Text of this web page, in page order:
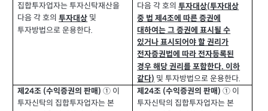
집합투자업자는 투자신탁재산을
다음 각 호의투자대상 및
투자방법으로 운용한다.
다음 각 호의투자대상(투자대상
중 법 제4조에 따른 증권에
대하여는 그 증권에 표시될 수
있거나 표시되어야 할 권리가
전자증권법에 따라 전자등록된
경우 해당 권리를 포함한다. 이하
같다) 및 투자방법으로 운용한다.
제24조 (수익증권의 판매) ① 이
투자신탁의 집합투자업자는 본
제24조 (수익증권의 판매) ① 이
투자신탁의 집합투자업자는 본